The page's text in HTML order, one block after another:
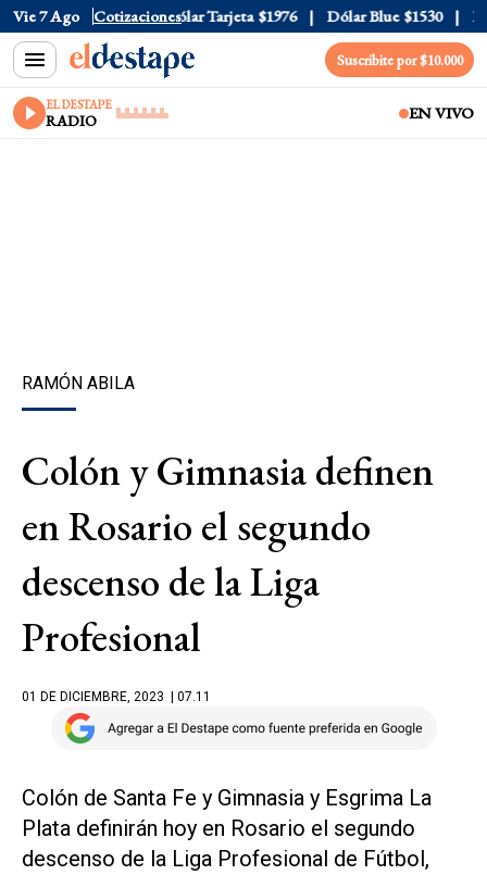
Vie 7 Ago Cotizaciones
Oficial $1520 Dólar Tarjeta $1976 Dólar Blue $1530
Suscribite por $10.000
EL DESTAPE
RADIO EN VIVO
RAMÓN ABILA
Colón y Gimnasia definen
en Rosario el segundo
descenso de la Liga
Profesional
01 DE DICIEMBRE, 2023 | 07.11
Colón de Santa Fe y Gimnasia y Esgrima La
Plata definirán hoy en Rosario el segundo
descenso de la Liga Profesional de Fútbol,